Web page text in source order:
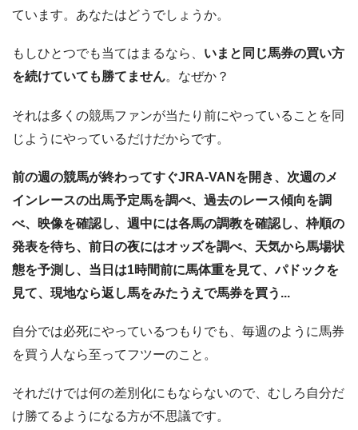
ています。あなたはどうでしょうか。
もしひとつでも当てはまるなら、 いまと同じ馬券の買い方
を続けていても勝てません。なぜか？
それは多くの競馬ファンが当たり前にやっていることを同
じようにやっているだけだからです。
前の週の競馬が終わってすぐJRA-VANを開き、次週のメ
インレースの出馬予定馬を調べ、過去のレース傾向を調
べ、映像を確認し、週中には各馬の調教を確認し、枠順の
発表を待ち、前日の夜にはオッズを調べ、天気から馬場状
態を予測し、当日は1時間前に馬体重を見て、パドックを
見て、現地なら返し馬をみたうえで馬券を買う...
自分では必死にやっているつもりでも、毎週のように馬券
を買う人なら至ってフツーのこと。
それだけでは何の差別化にもならないので、むしろ自分だ
け勝てるようになる方が不思議です。